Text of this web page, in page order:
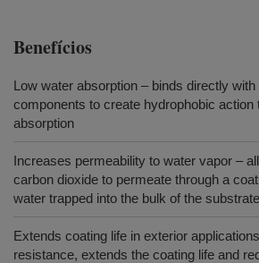
Benefícios
Low water absorption – binds directly
components to create hydrophobic
absorption
Increases permeability to water vapor –
carbon dioxide to permeate through a
water trapped into the bulk of the substrate
Extends coating life in exterior
resistance, extends the coating life and